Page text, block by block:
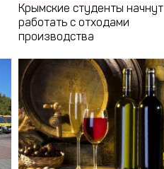
Крымские студенты начнут
работать с отходами
производства